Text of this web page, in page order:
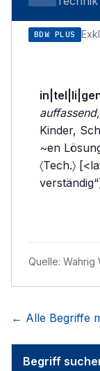
BDW PLUS
Kinder,
~en
〈Tech.〉
verständig“]
Quelle: Wahrig
← Alle Begriffe
Begriff